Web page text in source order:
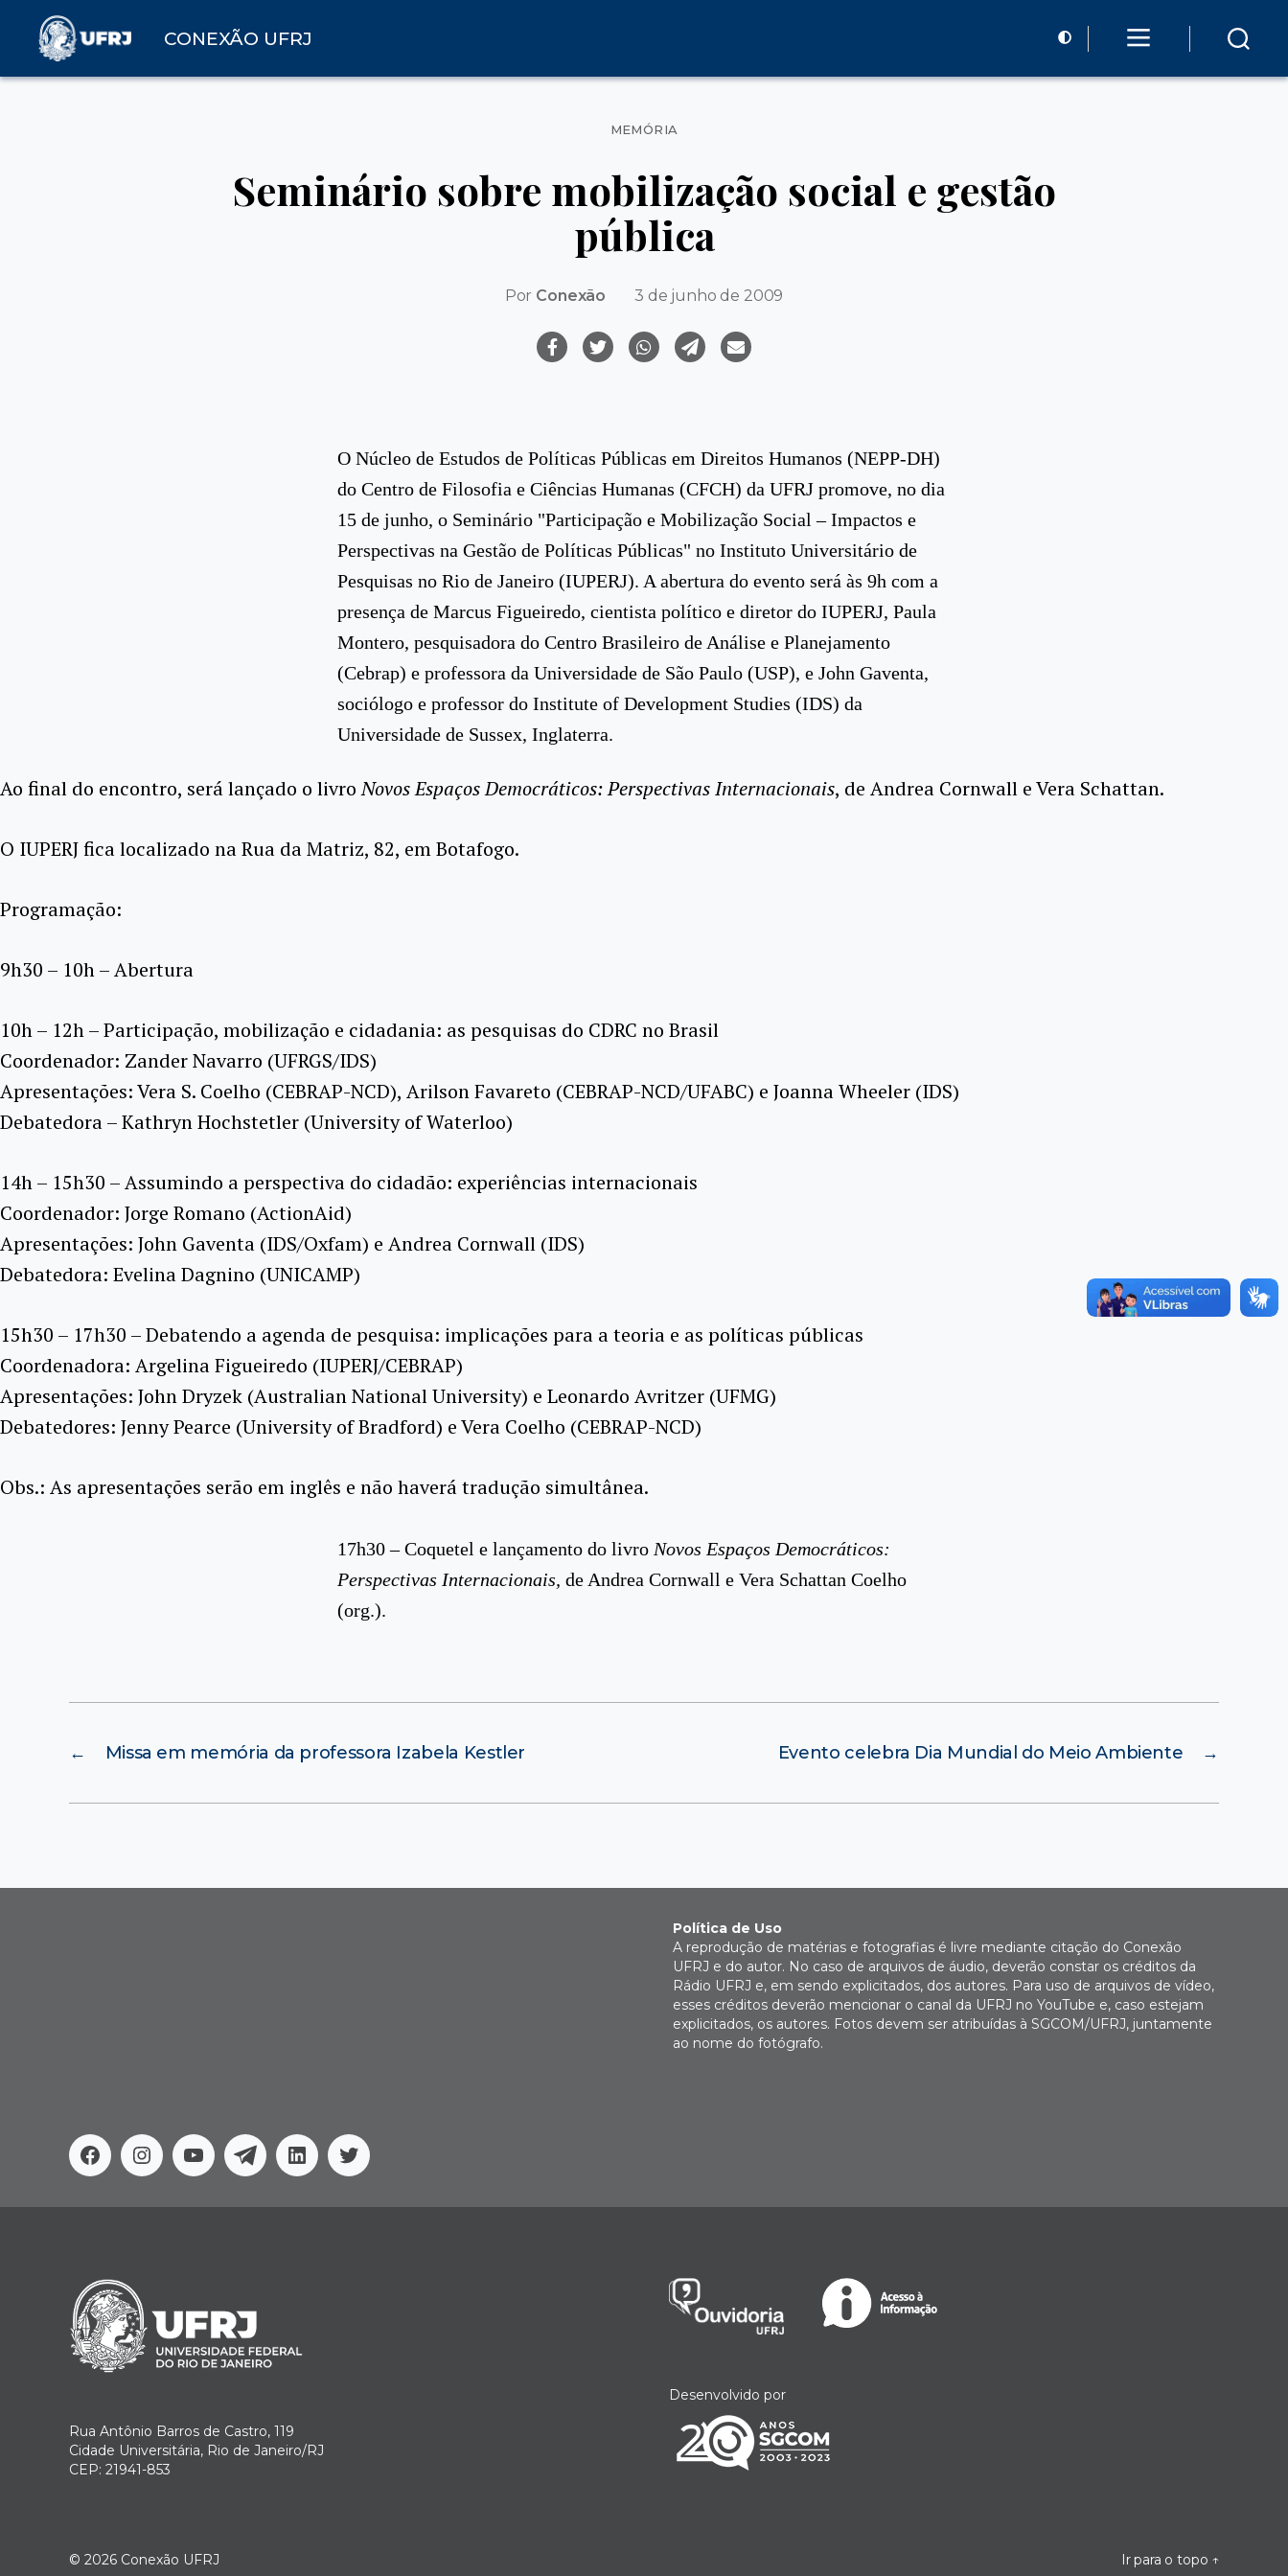
CONEXÃO UFRJ
Categorias
MEMÓRIA
Seminário sobre mobilização social e gestão
pública
Por Conexão 3 de junho de 2009
O Núcleo de Estudos de Políticas Públicas em Direitos Humanos (NEPP-DH)
do Centro de Filosofia e Ciências Humanas (CFCH) da UFRJ promove, no dia
15 de junho, o Seminário "Participação e Mobilização Social – Impactos e
Perspectivas na Gestão de Políticas Públicas" no Instituto Universitário de
Pesquisas no Rio de Janeiro (IUPERJ). A abertura do evento será às 9h com a
presença de Marcus Figueiredo, cientista político e diretor do IUPERJ, Paula
Montero, pesquisadora do Centro Brasileiro de Análise e Planejamento
(Cebrap) e professora da Universidade de São Paulo (USP), e John Gaventa,
sociólogo e professor do Institute of Development Studies (IDS) da
Universidade de Sussex, Inglaterra.
Ao final do encontro, será lançado o livroNovos Espaços Democráticos: Perspectivas Internacionais, de Andrea Cornwall e Vera Schattan.
O IUPERJ fica localizado na Rua da Matriz, 82, em Botafogo.
Programação:
9h30 – 10h – Abertura
10h – 12h – Participação, mobilização e cidadania: as pesquisas do CDRC no Brasil
Coordenador: Zander Navarro (UFRGS/IDS)
Apresentações: Vera S. Coelho (CEBRAP-NCD), Arilson Favareto (CEBRAP-NCD/UFABC) e Joanna Wheeler (IDS)
Debatedora – Kathryn Hochstetler (University of Waterloo)
14h – 15h30 – Assumindo a perspectiva do cidadão: experiências internacionais
Coordenador: Jorge Romano (ActionAid)
Apresentações: John Gaventa (IDS/Oxfam) e Andrea Cornwall (IDS)
Debatedora: Evelina Dagnino (UNICAMP)
15h30 – 17h30 – Debatendo a agenda de pesquisa: implicações para a teoria e as políticas públicas
Coordenadora: Argelina Figueiredo (IUPERJ/CEBRAP)
Apresentações: John Dryzek (Australian National University) e Leonardo Avritzer (UFMG)
Debatedores: Jenny Pearce (University of Bradford) e Vera Coelho (CEBRAP-NCD)
Obs.: As apresentações serão em inglês e não haverá tradução simultânea.
17h30 – Coquetel e lançamento do livro Novos Espaços Democráticos:
Perspectivas Internacionais, de Andrea Cornwall e Vera Schattan Coelho
(org.).
← Missa em memória da professora Izabela Kestler →
Evento celebra Dia Mundial do Meio Ambiente
FacebookInstagram
YoutubeTelegramLinkedinTwitter
Política de Uso
A reprodução de matérias e fotografias é livre mediante citação do Conexão
UFRJ e do autor. No caso de arquivos de áudio, deverão constar os créditos da
Rádio UFRJ e, em sendo explicitados, dos autores. Para uso de arquivos de vídeo,
esses créditos deverão mencionar o canal da UFRJ no YouTube e, caso estejam
explicitados, os autores. Fotos devem ser atribuídas à SGCOM/UFRJ, juntamente
ao nome do fotógrafo.
Rua Antônio Barros de Castro, 119
Cidade Universitária, Rio de Janeiro/RJ
CEP: 21941-853
Desenvolvido por
© 2026 Conexão UFRJ Ir para o topo ↑